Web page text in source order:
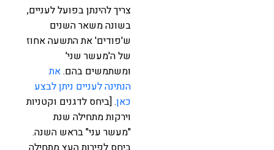
צריך להינתן בפועל לעניים,
בשונה משאר השנים
ש'פודים' את התשעה אחוז
של ה'מעשר שני'
ומשתמשים בהם.את
הנתינה לעניים ניתן לבצע
. [ביחס לדגנים וקטניות
וירקות מתחילה שנת
"מעשר עני" בראש השנה.